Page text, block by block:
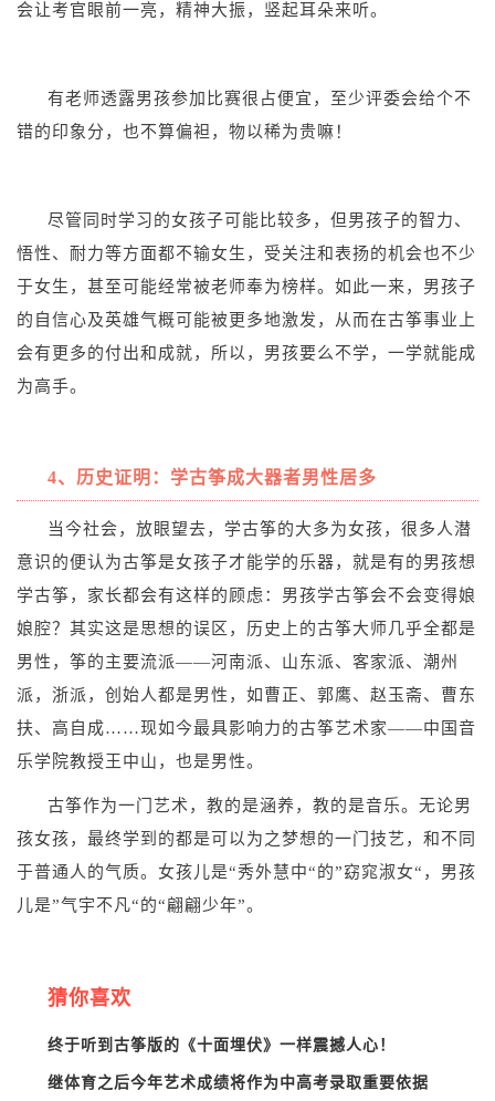
会让考官眼前一亮，精神大振，竖起耳朵来听。
有老师透露男孩参加比赛很占便宜，至少评委会给个不
错的印象分，也不算偏袒，物以稀为贵嘛！
尽管同时学习的女孩子可能比较多，但男孩子的智力、
悟性、耐力等方面都不输女生，受关注和表扬的机会也不少
于女生，甚至可能经常被老师奉为榜样。如此一来，男孩子
的自信心及英雄气概可能被更多地激发，从而在古筝事业上
会有更多的付出和成就，所以，男孩要么不学，一学就能成
为高手。
4、历史证明 ：学古筝成大器者男性居多
当今社会，放眼望去，学古筝的大多为女孩，很多人潜
意识的便认为古筝是女孩子才能学的乐器，就是有的男孩想
学古筝，家长都会有这样的顾虑：男孩学古筝会不会变得娘
娘腔？其实这是思想的误区，历史上的古筝大师几乎全都是
男性，筝的主要流派——河南派、山东派、客家派、潮州
派，浙派，创始人都是男性，如曹正、郭鹰、赵玉斋、曹东
扶、高自成……现如今最具影响力的古筝艺术家——中国音
乐学院教授王中山，也是男性。
古筝作为一门艺术，教的是涵养，教的是音乐。无论男
孩女孩，最终学到的都是可以为之梦想的一门技艺，和不同
于普通人的气质。女孩儿是“秀外慧中“的”窈窕淑女“，男孩
儿是”气宇不凡“的“翩翩少年”。
猜你喜欢
终于听到古筝版的《十面埋伏》一样震撼人心！
继体育之后今年艺术成绩将作为中高考录取重要依据